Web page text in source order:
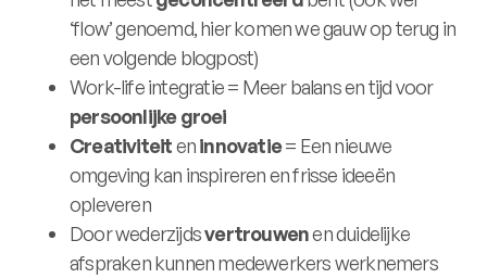
‘flow’ genoemd, hier komen we gauw op terug in
een volgende blogpost)
Work-life integratie = Meer balans en tijd voor
persoonlijke groei
Creativiteiteninnovatie= Een nieuwe
omgeving kan inspireren en frisse ideeën
opleveren
Door wederzijdsvertrouwenen duidelijke
afspraken kunnen medewerkers werknemers